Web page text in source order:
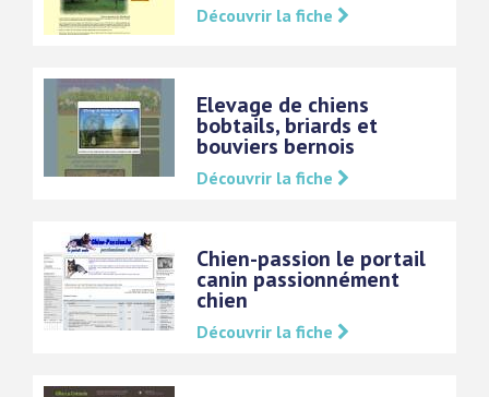
Découvrir la fiche
Elevage de chiens
bobtails, briards et
bouviers bernois
Découvrir la fiche
Chien-passion le portail
canin passionnément
chien
Découvrir la fiche